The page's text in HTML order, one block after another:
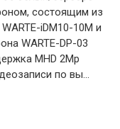
состоящим из
iDM10-10M и
WARTE-DP-03
MHD 2Mp
по вы...